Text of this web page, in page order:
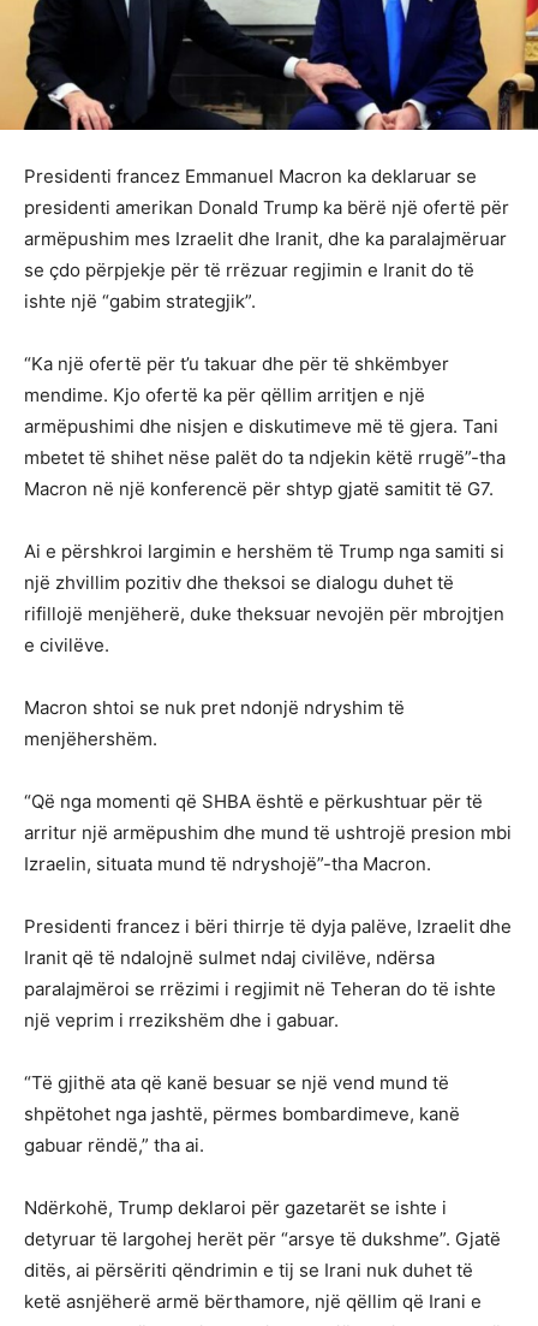
Presidenti francez Emmanuel Macron ka deklaruar se
presidenti amerikan Donald Trump ka bërë një ofertë për
armëpushim mes Izraelit dhe Iranit, dhe ka paralajmëruar
se çdo përpjekje për të rrëzuar regjimin e Iranit do të
ishte një “gabim strategjik”.
“Ka një ofertë për t’u takuar dhe për të shkëmbyer
mendime. Kjo ofertë ka për qëllim arritjen e një
armëpushimi dhe nisjen e diskutimeve më të gjera. Tani
mbetet të shihet nëse palët do ta ndjekin këtë rrugë”-tha
Macron në një konferencë për shtyp gjatë samitit të G7.
Ai e përshkroi largimin e hershëm të Trump nga samiti si
një zhvillim pozitiv dhe theksoi se dialogu duhet të
rifillojë menjëherë, duke theksuar nevojën për mbrojtjen
e civilëve.
Macron shtoi se nuk pret ndonjë ndryshim të
menjëhershëm.
“Që nga momenti që SHBA është e përkushtuar për të
arritur një armëpushim dhe mund të ushtrojë presion mbi
Izraelin, situata mund të ndryshojë”-tha Macron.
Presidenti francez i bëri thirrje të dyja palëve, Izraelit dhe
Iranit që të ndalojnë sulmet ndaj civilëve, ndërsa
paralajmëroi se rrëzimi i regjimit në Teheran do të ishte
një veprim i rrezikshëm dhe i gabuar.
“Të gjithë ata që kanë besuar se një vend mund të
shpëtohet nga jashtë, përmes bombardimeve, kanë
gabuar rëndë,” tha ai.
Ndërkohë, Trump deklaroi për gazetarët se ishte i
detyruar të largohej herët për “arsye të dukshme”. Gjatë
ditës, ai përsëriti qëndrimin e tij se Irani nuk duhet të
ketë asnjëherë armë bërthamore, një qëllim që Irani e